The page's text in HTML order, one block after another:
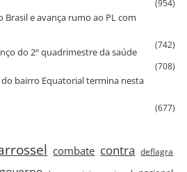
(954)
e avança rumo ao PL com
(742)
do 2º quadrimestre da saúde
(708)
bairro Equatorial termina nesta
(677)
combate contra deflagra